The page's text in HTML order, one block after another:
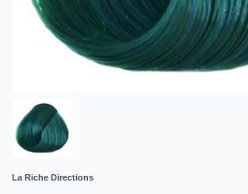
La Riche Directions